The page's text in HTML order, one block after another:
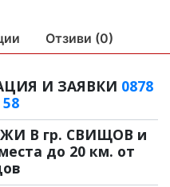
Отзиви (0)
И ЗАЯВКИ 0878
В гр. СВИЩОВ и
до 20 км. от